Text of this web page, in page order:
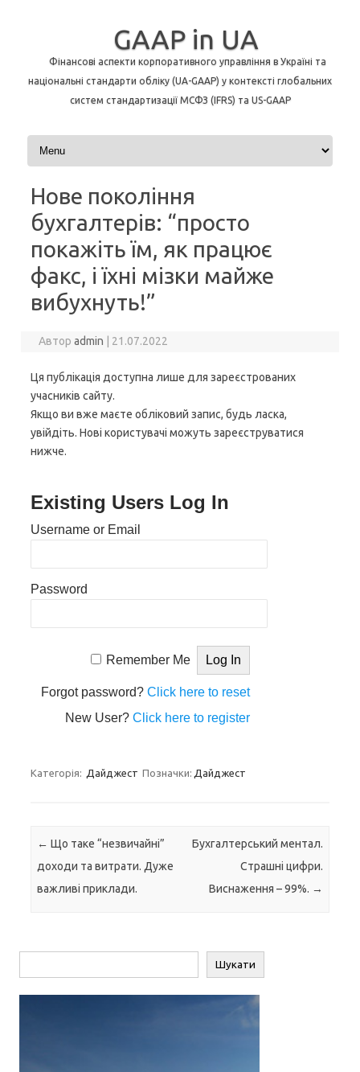
GAAP in UA
Фінансові аспекти корпоративного управління в Україні та
національні стандарти обліку (UA-GAAP) у контексті глобальних
систем стандартизації МСФЗ (IFRS) та US-GAAP
Перейти до контенту
Нове покоління
бухгалтерів: “просто
покажіть їм, як працює
факс, і їхні мізки майже
вибухнуть!”
Авторadmin 21.07.2022
Ця публікація доступна лише для зареєстрованих
учасників сайту.
Якщо ви вже маєте обліковий запис, будь ласка,
увійдіть. Нові користувачі можуть зареєструватися
нижче.
Existing Users Log In
Username or Email
Password
Remember Me
Forgot password?Click here to reset
New User?Click here to register
Категорія: Дайджест Позначки: Дайджест
Навігація по запису
← Що таке “незвичайні”
доходи та витрати. Дуже
важливі приклади.
Бухгалтерський ментал.
Страшні цифри.
Виснаження – 99%. →
Шукати